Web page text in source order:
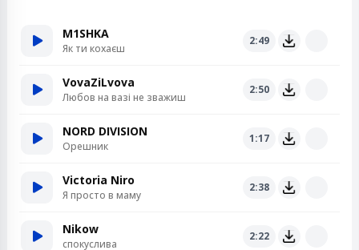
M1SHKA
Як ти кохаєш
2:49
VovaZiLvova
Любов на вазі не зважиш
2:50
NORD DIVISION
Орешник
1:17
Victoria Niro
Я просто в маму
2:38
Nikow
спокуслива
2:22